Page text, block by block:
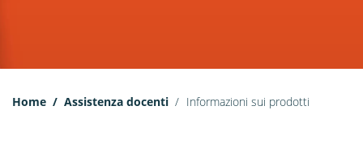
Home Assistenza docenti Informazioni sui prodotti